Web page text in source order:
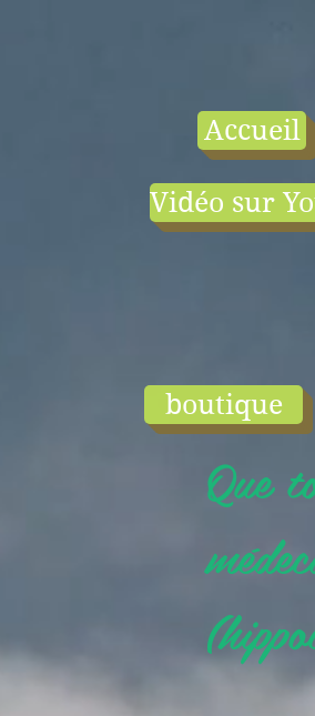
Accueil
Vidéo sur
boutique
Que